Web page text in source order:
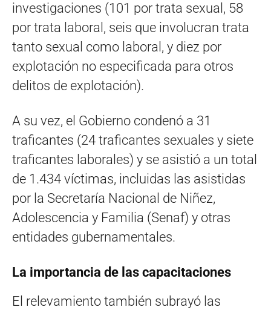
investigaciones (101 por trata sexual, 58
por trata laboral, seis que involucran trata
tanto sexual como laboral, y diez por
explotación no especificada para otros
delitos de explotación).
A su vez, el Gobierno condenó a 31
traficantes (24 traficantes sexuales y siete
traficantes laborales) y se asistió a un total
de 1.434 víctimas, incluidas las asistidas
por la Secretaría Nacional de Niñez,
Adolescencia y Familia (Senaf) y otras
entidades gubernamentales.
La importancia de las capacitaciones
El relevamiento también subrayó las